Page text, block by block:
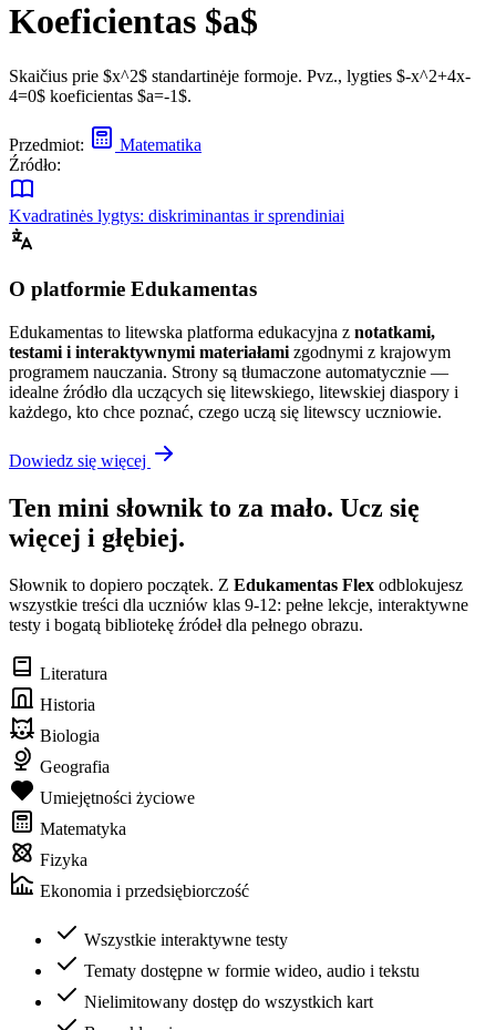
Koeficientas $a$
Skaičius prie $x^2$ standartinėje formoje. Pvz., lygties $-x^2+4x-
4=0$ koeficientas $a=-1$.
Przedmiot:
Matematika
Źródło:
Kvadratinės lygtys: diskriminantas ir sprendiniai
O platformie Edukamentas
Edukamentas to litewska platforma edukacyjna z notatkami,
testami i interaktywnymi materiałami zgodnymi z krajowym
programem nauczania. Strony są tłumaczone automatycznie —
idealne źródło dla uczących się litewskiego, litewskiej diaspory i
każdego, kto chce poznać, czego uczą się litewscy uczniowie.
Dowiedz się więcej
Ten mini słownik to za mało. Ucz się
więcej i głębiej.
Słownik to dopiero początek. Z Edukamentas Flex odblokujesz
wszystkie treści dla uczniów klas 9-12: pełne lekcje, interaktywne
testy i bogatą bibliotekę źródeł dla pełnego obrazu.
Literatura
Historia
Biologia
Geografia
Umiejętności życiowe
Matematyka
Fizyka
Ekonomia i przedsiębiorczość
Wszystkie interaktywne testy
Tematy dostępne w formie wideo, audio i tekstu
Nielimitowany dostęp do wszystkich kart